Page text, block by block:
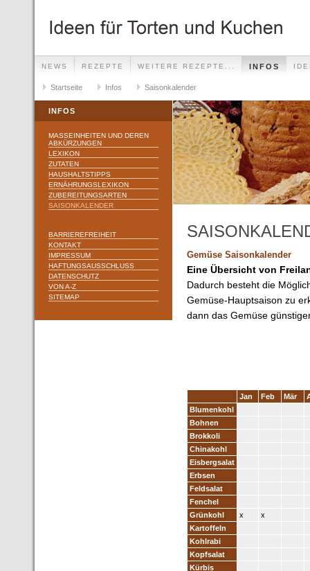
NEWS REZEPTE WEITERE REZEPTE... INFOS
Startseite Infos Saisonkalender
INFOS
MASSEINHEITEN UND DEREN A
BKÜRZUNGEN
LEXIKON
ZUTATEN
HAUSHALTSTIPPS
ERNÄHRUNGSLEXIKON
ZUBEREITUNGSARTEN
SAISONKALENDER
BARRIEREFREIHEIT
KONTAKT
IMPRESSUM
HAFTUNGSAUSSCHLUSS
DATENSCHUTZ
VON A-Z
SITEMAP
Gemüse Saisonkalender
Eine Übersicht von
Dadurch besteht die
Gemüse-Hauptsaison zu
dann das Gemüse
Jan Feb Mär
Blumenkohl
Bohnen
Brokkoli
Chinakohl
Eisbergsalat
Erbsen
Feldsalat
Fenchel
Grünkohl
x
x
Kartoffeln
Kohlrabi
Kopfsalat
Kürbis